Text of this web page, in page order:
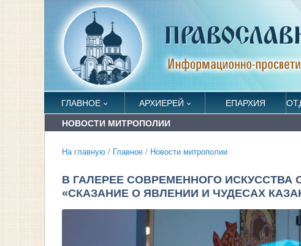
ГЛАВНОЕ АРХИЕРЕЙ ЕПАРХИЯ
НОВОСТИ МИТРОПОЛИИ
На главную / Главное / Новости митрополии
В ГАЛЕРЕЕ СОВРЕМЕННОГО
«СКАЗАНИЕ О ЯВЛЕНИИ И ЧУДЕСАХ